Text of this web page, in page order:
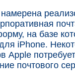
на базе
iPhone.
Apple
почтового